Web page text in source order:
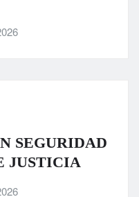
SEGURIDAD
JUSTICIA